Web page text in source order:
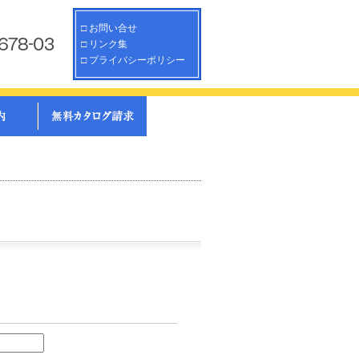
□ お問い合せ
□ リンク集
□ プライバシーポリシー